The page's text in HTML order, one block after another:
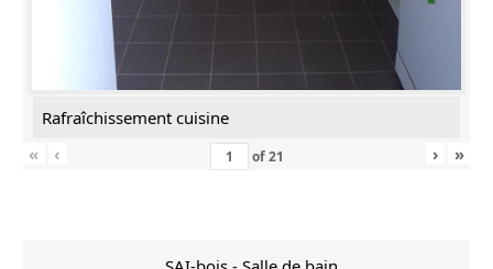
Rafraîchissement cuisine
«
‹ of21 › »